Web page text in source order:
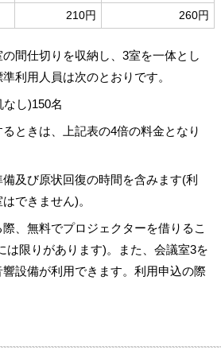
210円 260円
間仕切りを収納し、3室を一体とし
利用人員は次のとおりです。
し)150名
ときは、上記表の4倍の料金となり
及び原状回復の時間を含みます(利
できません)。
、無料でプロジェクターを借りるこ
は限りがあります)。また、会議室3を
設備が利用できます。利用申込の際